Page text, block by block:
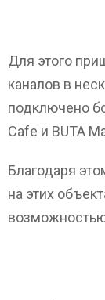
Для этого
каналов в
подключено
Cafe и BUTA
Благодаря
на этих